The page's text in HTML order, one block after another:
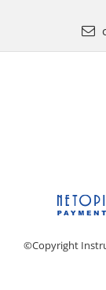
©Copyright